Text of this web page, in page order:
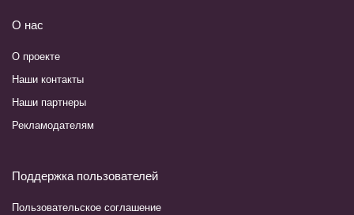
О нас
О проекте
Наши контакты
Наши партнеры
Рекламодателям
Поддержка пользователей
Пользовательское соглашение